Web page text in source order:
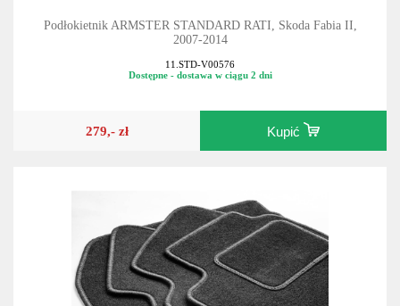
Podłokietnik ARMSTER STANDARD RATI, Skoda Fabia II,
2007-2014
11.STD-V00576
Dostępne - dostawa w ciągu 2 dni
279,- zł Kupić